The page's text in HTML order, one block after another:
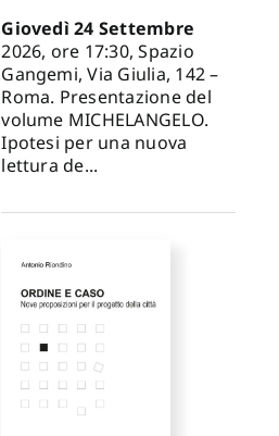
Giovedì 24 Settembre
2026, ore 17:30, Spazio
Gangemi, Via Giulia, 142 –
Roma. Presentazione del
volume MICHELANGELO.
Ipotesi per una nuova
lettura de...